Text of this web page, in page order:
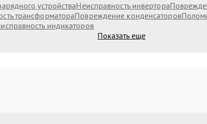
устройстваНеисправность инвертора
трансформатораПовреждение конденсаторов
индикаторов
Показать еще